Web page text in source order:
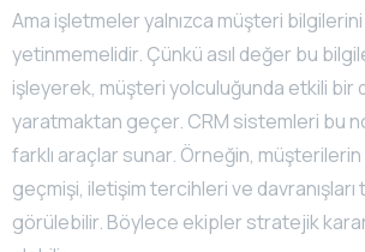
Ama işletmeler yalnızca müşteri
yetinmemelidir. Çünkü asıl değer bu
işleyerek, müşteri yolculuğunda etkili bir
yaratmaktan geçer. CRM sistemleri bu
farklı araçlar sunar. Örneğin, müşterilerin
geçmişi, iletişim tercihleri ve
görülebilir. Böylece ekipler stratejik